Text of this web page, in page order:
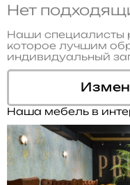
Нет
Наши специалисты
которое лучшим
индивидуальный
Наша мебель в